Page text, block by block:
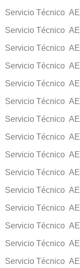
Servicio Técnico
Servicio Técnico
Servicio Técnico
Servicio Técnico
Servicio Técnico
Servicio Técnico
Servicio Técnico
Servicio Técnico
Servicio Técnico
Servicio Técnico
Servicio Técnico
Servicio Técnico
Servicio Técnico
Servicio Técnico
Servicio Técnico